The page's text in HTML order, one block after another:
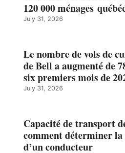
120 000 ménages
July 31, 2026
Le nombre de vols de
de Bell a augmenté de
six premiers mois de
July 31, 2026
Capacité de transport
comment déterminer
d’un conducteur